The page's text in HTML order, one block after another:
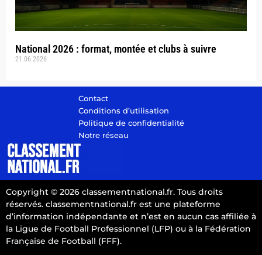
National 2026 : format, montée et clubs à suivre
21.06.2026
Contact
Conditions d’utilisation
Politique de confidentialité
Notre réseau
Copyright © 2026 classementnational.fr. Tous droits
réservés. classementnational.fr est une plateforme
d’information indépendante et n’est en aucun cas affiliée à
la Ligue de Football Professionnel (LFP) ou à la Fédération
Française de Football (FFF).